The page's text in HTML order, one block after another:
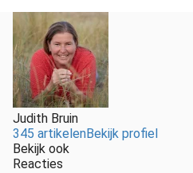
Judith Bruin
345 artikelenBekijk profiel
Bekijk ook
Reacties